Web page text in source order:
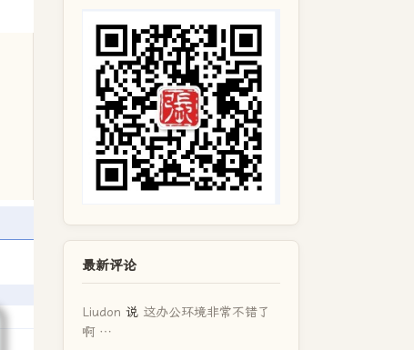
最新评论
Liudon 说 这办公环境非常不错了
啊 …